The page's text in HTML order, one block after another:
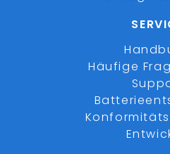
Häufige